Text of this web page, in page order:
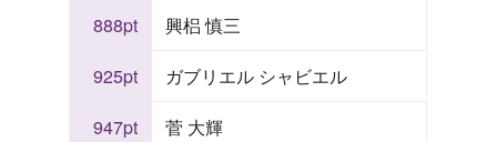
888pt
興梠 慎三
925pt
ガブリエル シャビエル
947pt
菅 大輝